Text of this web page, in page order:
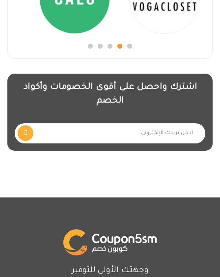
اشترك واحصل على أقوى الخصومات وأكواد
الخصم
وجهتك الأولى للتوفير